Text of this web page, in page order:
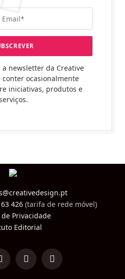
newsletter da Creative
conter ocasionalmente
iniciativas, produtos e
426(tarifa de rede móvel)
Privacidade
Editorial
InstagramTikTok